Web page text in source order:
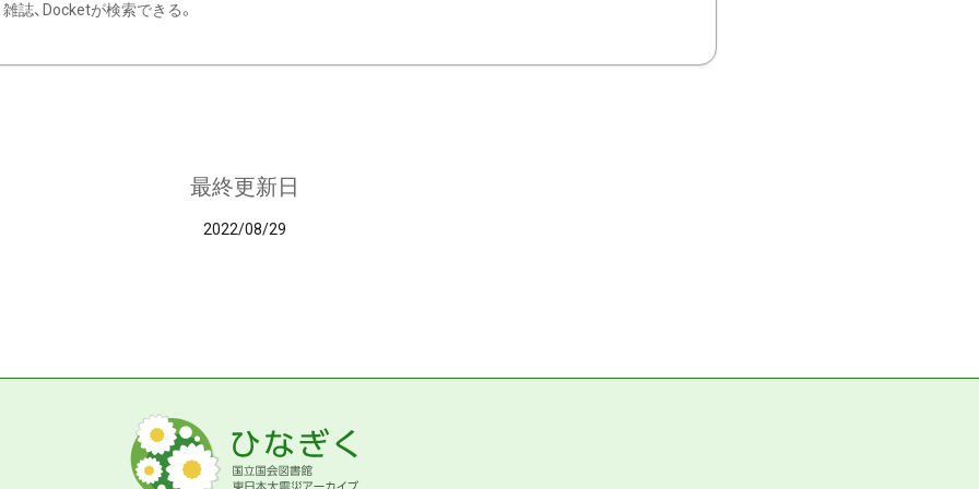
雑誌、Docketが検索できる。
最終更新日
2022/08/29